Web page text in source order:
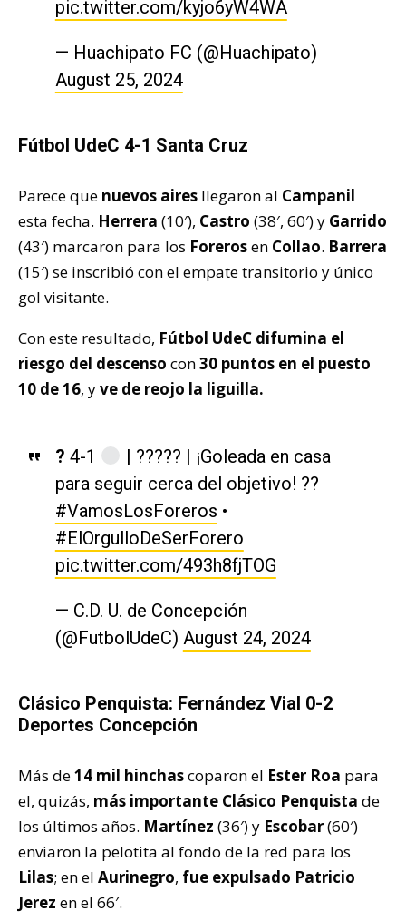
pic.twitter.com/kyjo6yW4WA
— Huachipato FC (@Huachipato)
August 25, 2024
Fútbol UdeC 4-1 Santa Cruz
Parece que nuevos aires llegaron al Campanil
esta fecha. Herrera (10′), Castro (38′, 60′) y Garrido
(43′) marcaron para los Forerosen Collao. Barrera
(15′) se inscribió con el empate transitorio y único
gol visitante.
Con este resultado, Fútbol UdeC difumina el
riesgo del descenso con30 puntos en el puesto
10 de 16, yve de reojo la liguilla.
? 4-1
| ????? | ¡Goleada en casa
para seguir cerca del objetivo! ??
#VamosLosForeros •
#ElOrgulloDeSerForero
pic.twitter.com/493h8fjTOG
— C.D. U. de Concepción
(@FutbolUdeC) August 24, 2024
Clásico Penquista: Fernández Vial 0-2
Deportes Concepción
Más de14 mil hinchascoparon el Ester Roa para
el, quizás, más importante Clásico Penquista de
los últimos años. Martínez (36′) y Escobar(60′)
enviaron la pelotita al fondo de la red para los
Lilas; en el Aurinegro, fue expulsado Patricio
Jerez en el 66′.